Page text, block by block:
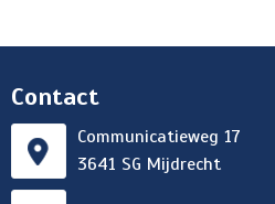
Contact
Communicatieweg 17
3641 SG Mijdrecht